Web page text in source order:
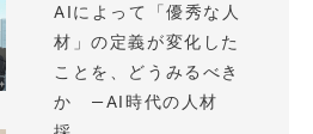
AIによって「優秀な人
材」の定義が変化した
ことを、どうみるべき
か —AI時代の人材